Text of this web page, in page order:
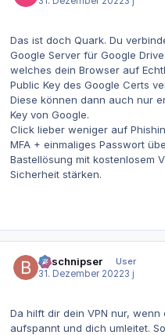
Das ist doch Quark. Du
Google Server für Google
welches dein Browser auf
Public Key des Google Certs
Diese können dann auch nur
Key von Google.
Click lieber weniger auf
MFA + einmaliges Passwort
Bastellösung mit kostenlosem
Sicherheit stärken.
Bitschnipser
User
31. Dezember 20223 j
Da hilft dir dein VPN nur, wenn
aufspannt und dich umleitet.